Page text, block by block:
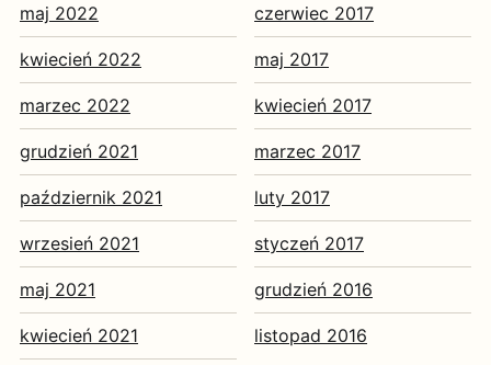
maj 2022
kwiecień 2022
marzec 2022
grudzień 2021
październik 2021
wrzesień 2021
maj 2021
kwiecień 2021
czerwiec 2017
maj 2017
kwiecień 2017
marzec 2017
luty 2017
styczeń 2017
grudzień 2016
listopad 2016